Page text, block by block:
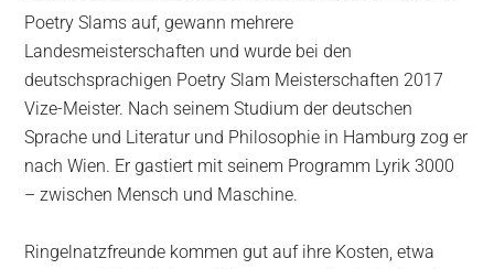
Poetry Slams auf, gewann mehrere
Landesmeisterschaften und wurde bei den
deutschsprachigen Poetry Slam Meisterschaften 2017
Vize-Meister. Nach seinem Studium der deutschen
Sprache und Literatur und Philosophie in Hamburg zog er
nach Wien. Er gastiert mit seinem Programm Lyrik 3000
– zwischen Mensch und Maschine.
Ringelnatzfreunde kommen gut auf ihre Kosten, etwa